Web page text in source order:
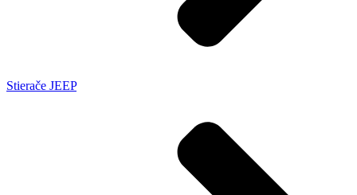
Stierače JEEP